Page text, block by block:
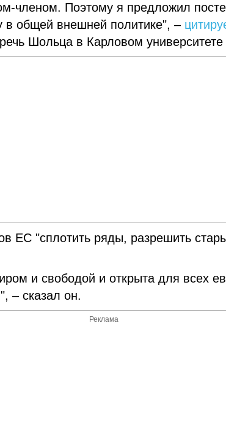
членом. Поэтому я предложил
в общей внешней политике", –
Шольца в Карловом
ЕС "сплотить ряды, разрешить
и свободой и открыта для всех
– сказал он.
Реклама